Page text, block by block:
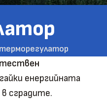
енергийната
сградите.